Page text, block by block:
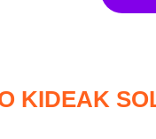
KIDEAK